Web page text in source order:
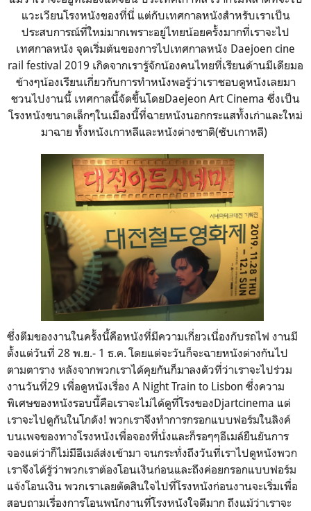
แวะเวียนโรงหนังของที่นี่ แต่กับเทศกาลหนังสำหรับเราเป็น
ประสบการณ์ที่ใหม่มากเพราะอยู่ไทยน้อยครั้งมากที่เราจะไป
เทศกาลหนัง จุดเริ่มต้นของการไปเทศกาลหนัง Daejoen cine
rail festival 2019 เกิดจากเรารู้จักน้องคนไทยที่เรียนด้านมีเดียมอ
ข้างๆน้องเรียนเกี่ยวกับการทำหนังพอรู้ว่าเราชอบดูหนังเลยมา
ชวนไปงานนี้ เทศกาลนี้จัดขึ้นโดยDaejeon Art Cinema ซึ่งเป็น
โรงหนังขนาดเล็กๆในเมืองนี้ที่ฉายหนังนอกกระแสทั้งเก่าและใหม่
มาฉาย ทั้งหนังเกาหลีและหนังต่างชาติ(ซับเกาหลี)
ซึ่งตีมของงานในครั้งนี้คือหนังที่มีความเกี่ยวเนื่องกับรถไฟ งานมี
ตั้งแต่วันที่ 28 พ.ย.- 1 ธ.ค.โดยแต่จะวันก็จะฉายหนังต่างกันไป
ตามตาราง หลังจากพวกเราได้คุยกันก็มาลงตัวที่ว่าเราจะไปร่วม
งานวันที่29 เพื่อดูหนังเรื่อง A Night Train to Lisbon ซึ่งความ
พิเศษของหนังรอบนี้คือเราจะไม่ได้ดูที่โรงของDjartcinema แต่
เราจะไปดูกันในโกดัง! พวกเราจึงทำการกรอกแบบฟอร์มในลิงค์
บนเพจของทางโรงหนังเพื่อจองที่นั่งและก็รอๆๆอีเมล์ยืนยันการ
จองแต่ว่าก็ไม่มีอีเมล์ส่งเข้ามา จนกระทั่งถึงวันที่เราไปดูหนังพวก
เราจึงได้รู้ว่าพวกเราต้องโอนเงินก่อนและถึงค่อยกรอกแบบฟอร์ม
แจ้งโอนเงิน พวกเราเลยตัดสินใจไปที่โรงหนังก่อนงานจะเริ่มเพื่อ
สอบถามเรื่องการโอนพนักงานที่โรงหนังใจดีมาก ถึงแม้ว่าเราจะ